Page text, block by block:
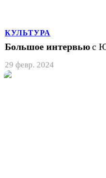
КУЛЬТУРА
Большое интервьюс
29 февр. 2024